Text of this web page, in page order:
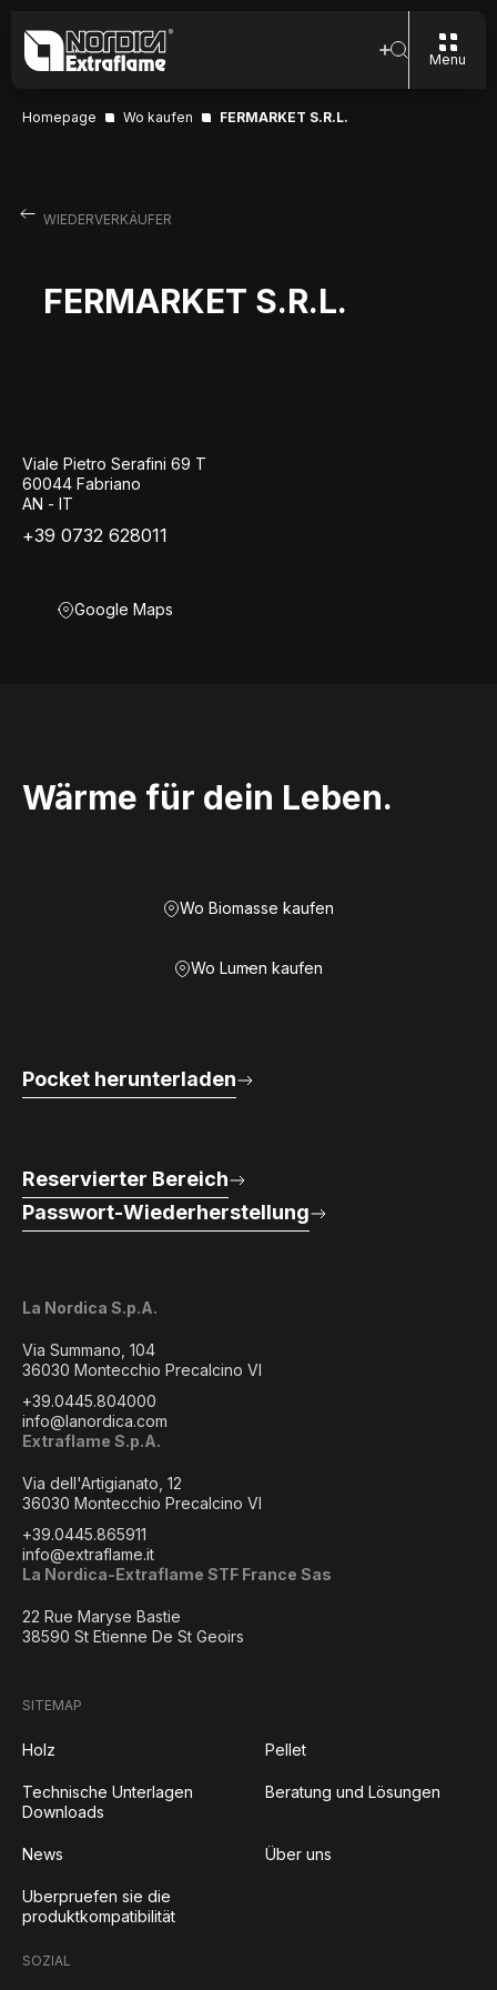
Menu
Homepage Wo kaufen FERMARKET S.R.L.
WIEDERVERKÄUFER
FERMARKET S.R.L.
Viale Pietro Serafini 69 T
60044 Fabriano
AN - IT
+39 0732 628011
Google Maps
Wärme für dein Leben.
Wo Biomasse kaufen
Wo Lumen kaufen
La Nordica S.p.A.
Via Summano, 104
36030 Montecchio Precalcino VI
+39.0445.804000
info@lanordica.com
Extraflame S.p.A.
Via dell'Artigianato, 12
36030 Montecchio Precalcino VI
+39.0445.865911
info@extraflame.it
La Nordica-Extraflame STF France Sas
22 Rue Maryse Bastie
38590 St Etienne De St Geoirs
Pocket herunterladen
Reservierter Bereich
Passwort-Wiederherstellung
SITEMAP
Holz Pellet
Technische Unterlagen
Downloads
Beratung und Lösungen
News Über uns
Uberpruefen sie die
produktkompatibilität
SOZIAL